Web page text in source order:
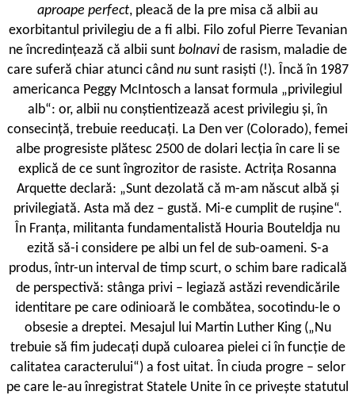
aproape perfect, pleacă de la pre misa că albii au
exorbitantul privilegiu de a fi albi. Filo zoful Pierre Tevanian
ne încredințează că albii sunt bolnavi de rasism, maladie de
care suferă chiar atunci când nu sunt rasiști (!). Încă în 1987
americanca Peggy McIntosch a lansat formula „privilegiul
alb“: or, albii nu conștientizează acest privilegiu și, în
consecință, trebuie reeducați. La Den ver (Colorado), femei
albe progresiste plătesc 2500 de dolari lecția în care li se
explică de ce sunt îngrozitor de rasiste. Actrița Rosanna
Arquette declară: „Sunt dezolată că m-am născut albă și
privilegiată. Asta mă dez – gustă. Mi-e cumplit de rușine“.
În Franța, militanta fundamentalistă Houria Bouteldja nu
ezită să-i considere pe albi un fel de sub-oameni. S-a
produs, într-un interval de timp scurt, o schim bare radicală
de perspectivă: stânga privi – legiază astăzi revendicările
identitare pe care odinioară le combătea, socotindu-le o
obsesie a dreptei. Mesajul lui Martin Luther King („Nu
trebuie să fim judecați după culoarea pielei ci în funcție de
calitatea caracterului“) a fost uitat. În ciuda progre – selor
pe care le-au înregistrat Statele Unite în ce privește statutul